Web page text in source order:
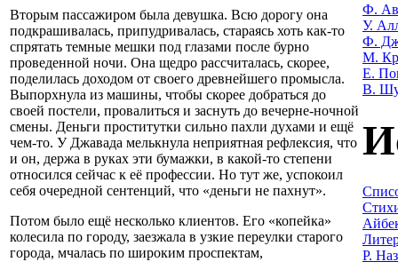
Вторым пассажиром была девушка. Всю дорогу она
подкрашивалась, припудривалась, стараясь хоть как-то
спрятать темные мешки под глазами после бурно
проведенной ночи. Она щедро рассчиталась, скорее,
поделилась доходом от своего древнейшего промысла.
Выпорхнула из машины, чтобы скорее добраться до
своей постели, провалиться и заснуть до вечерне-ночной
смены. Деньги проститутки сильно пахли духами и ещё
чем-то. У Джавада мелькнула неприятная рефлексия, что
и он, держа в руках эти бумажки, в какой-то степени
относился сейчас к её профессии. Но тут же, успокоил
себя очередной сентенций, что «деньги не пахнут».
Потом было ещё несколько клиентов. Его «копейка»
колесила по городу, заезжала в узкие переулки старого
города, мчалась по широким проспектам,
Ф.
У.
Ф.
М.
Е.
В.
Р.